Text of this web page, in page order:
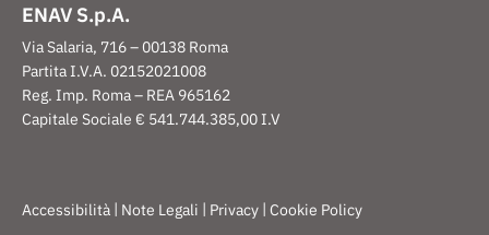
ENAV S.p.A.
Via Salaria, 716 – 00138 Roma
Partita I.V.A. 02152021008
Reg. Imp. Roma – REA 965162
Capitale Sociale € 541.744.385,00 I.V
Accessibilità | Note Legali | Privacy | Cookie Policy